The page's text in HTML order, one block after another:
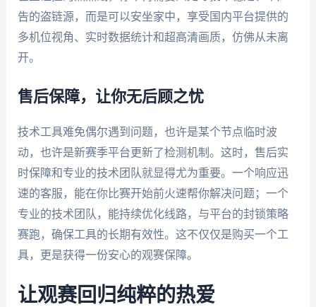
告的盗链源，而是可以安坐家中，享受国内平台提供的
多机位视角、实时数据统计和超高清画质，仿佛从未离
开。
售后保障，让你无后顾之忧
技术工具难免偶尔遇到问题，也许是某个节点临时波
动，也许是新赛季平台更新了检测机制。这时，售后实
时保障和专业的技术团队就显得尤为重要。一个响应迅
速的客服，能在你比赛开始前火速帮你解决问题；一个
专业的技术团队，能持续优化线路，与平台的封锁策略
赛跑，确保工具的长期有效性。这不仅仅是购买一个工
具，更是获得一份安心的观赛保障。
让观赛回归纯粹的热爱